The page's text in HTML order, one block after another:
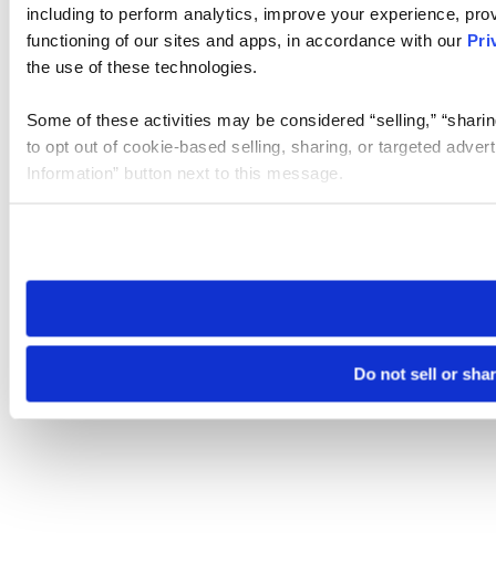
including to perform analytics, improve your experience,
functioning of our sites and apps, in accordance with our
the use of these technologies.
Some of these activities may be considered “selling,”
to opt out of cookie-based selling, sharing, or targeted
Information” button next to this message.
need to be set again.
Do not sell or